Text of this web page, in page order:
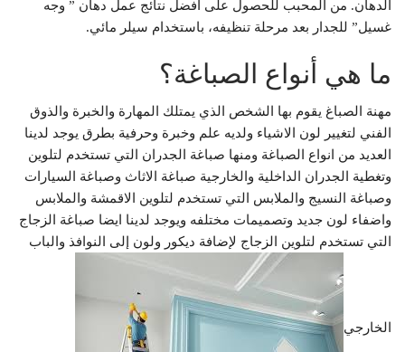
الدهان. من المحبب للحصول على أفضل نتائج عمل دهان ” وجه
غسيل” للجدار بعد مرحلة تنظيفه، باستخدام سيلر مائي.
ما هي أنواع الصباغة؟
مهنة الصباغ يقوم بها الشخص الذي يمتلك المهارة والخبرة والذوق
الفني لتغيير لون الاشياء ولديه علم وخبرة وحرفية بطرق يوجد لدينا
العديد من انواع الصباغة ومنها صباغة الجدران التي تستخدم لتلوين
وتغطية الجدران الداخلية والخارجية صباغة الاثاث وصباغة السيارات
وصباغة النسيج والملابس التي تستخدم لتلوين الاقمشة والملابس
واضفاء لون جديد وتصميمات مختلفه ويوجد لدينا ايضا صباغة الزجاج
التي تستخدم لتلوين الزجاج لإضافة ديكور ولون إلى النوافذ والباب
الخارجي